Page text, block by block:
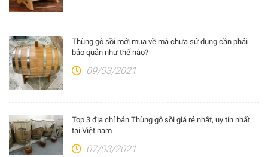
Thùng gỗ sồi mới mua về mà chưa sử dụng cần phải
bảo quản như thế nào?
09/03/2021
Top 3 địa chỉ bán Thùng gỗ sồi giá rẻ nhất, uy tín nhất
tại Việt nam
07/03/2021